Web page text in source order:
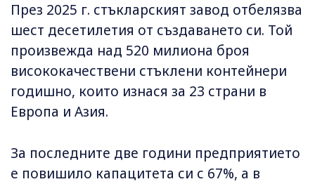
През 2025 г. стъкларският завод отбелязва
шест десетилетия от създаването си. Той
произвежда над 520 милиона броя
висококачествени стъклени контейнери
годишно, които изнася за 23 страни в
Европа и Азия.
За последните две години предприятието
е повишило капацитета си с 67%, а в